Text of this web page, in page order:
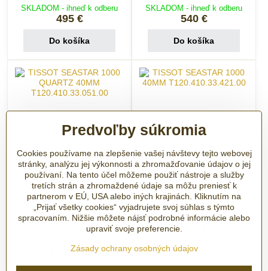
SKLADOM - ihneď k odberu
495 €
Do košíka
SKLADOM - ihneď k odberu
540 €
Do košíka
TISSOT SEASTAR 1000
QUARTZ 40MM
T120.410.33.051.00
SKLADOM - ihneď k odberu
664,20 €
Do košíka
TISSOT SEASTAR 1000
40MM T120.410.33.421.00
SKLADOM - ihneď k odberu
540 €
Do košíka
Predvoľby súkromia
Cookies používame na zlepšenie vašej návštevy tejto webovej
stránky, analýzu jej výkonnosti a zhromažďovanie údajov o jej
používaní. Na tento účel môžeme použiť nástroje a služby
tretích strán a zhromaždené údaje sa môžu preniesť k
partnerom v EÚ, USA alebo iných krajinách. Kliknutím na
„Prijať všetky cookies“ vyjadrujete svoj súhlas s týmto
spracovaním. Nižšie môžete nájsť podrobné informácie alebo
upraviť svoje preferencie.
Zásady ochrany osobných údajov